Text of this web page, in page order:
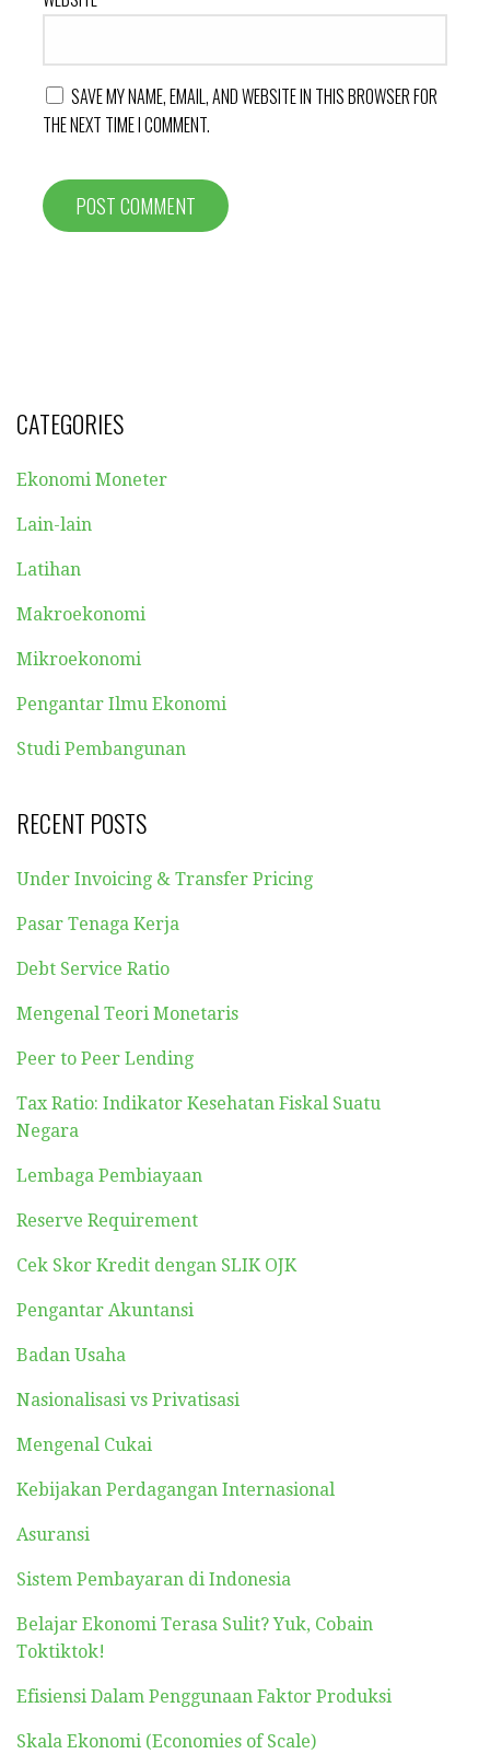
SAVE MY NAME, EMAIL, AND WEBSITE IN THIS BROWSER FOR
THE NEXT TIME I COMMENT.
CATEGORIES
Ekonomi Moneter
Lain-lain
Latihan
Makroekonomi
Mikroekonomi
Pengantar Ilmu Ekonomi
Studi Pembangunan
RECENT POSTS
Under Invoicing & Transfer Pricing
Pasar Tenaga Kerja
Debt Service Ratio
Mengenal Teori Monetaris
Peer to Peer Lending
Tax Ratio: Indikator Kesehatan Fiskal Suatu
Negara
Lembaga Pembiayaan
Reserve Requirement
Cek Skor Kredit dengan SLIK OJK
Pengantar Akuntansi
Badan Usaha
Nasionalisasi vs Privatisasi
Mengenal Cukai
Kebijakan Perdagangan Internasional
Asuransi
Sistem Pembayaran di Indonesia
Belajar Ekonomi Terasa Sulit? Yuk, Cobain
Toktiktok!
Efisiensi Dalam Penggunaan Faktor Produksi
Skala Ekonomi (Economies of Scale)